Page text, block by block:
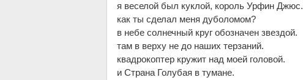
я веселой был куклой, король Урфин Джюс.
как ты сделал меня дуболомом?
в небе солнечный круг обозначен звездой.
там в верху не до наших терзаний.
квадрокоптер кружит над моей головой.
и Страна Голубая в тумане.